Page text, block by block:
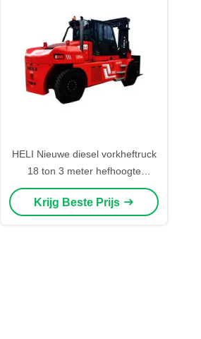
HELI Nieuwe diesel vorkheftruck
18 ton 3 meter hefhoogte
Originele verf Niet gerenoveerd
Krijg Beste Prijs